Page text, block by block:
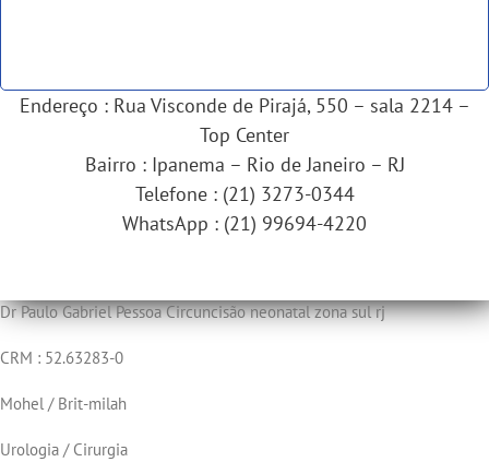
Endereço : Rua Visconde de Pirajá, 550 – sala 2214 –
Top Center
Bairro : Ipanema – Rio de Janeiro – RJ
Telefone : (21) 3273-0344
WhatsApp : (21) 99694-4220
Dr Paulo Gabriel Pessoa Circuncisão neonatal zona sul rj
CRM : 52.63283-0
Mohel / Brit-milah
Urologia / Cirurgia